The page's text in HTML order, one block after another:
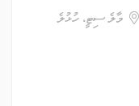
މާލެ ސިޓީ، ހުޅުލެ